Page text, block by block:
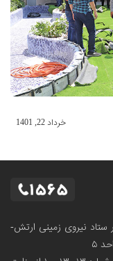
خرداد 22, 1401
ستاد نیروی زمینی ارتش-
۵